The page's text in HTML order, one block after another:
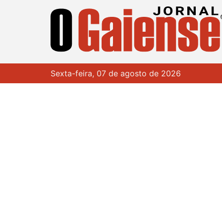
Sexta-feira, 07 de agosto de 2026